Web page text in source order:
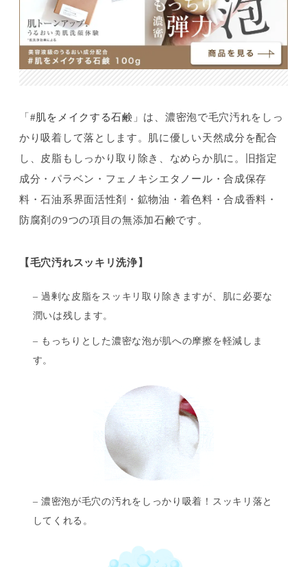
「#肌をメイクする石鹸 」は、濃密泡で毛穴汚れをしっ
かり吸着して落とします。肌に優しい天然成分を配合
し、皮脂もしっかり取り除き、なめらか肌に。旧指定
成分・パラベン・フェノキシエタノール・合成保存
料・石油系界面活性剤・鉱物油・着色料・合成香料・
防腐剤の9つの項目の無添加石鹸です。
【毛穴汚れスッキリ洗浄】
– 過剰な皮脂をスッキリ取り除きますが、肌に必要な
潤いは残します。
– もっちりとした濃密な泡が肌への摩擦を軽減しま
す。
– 濃密泡が毛穴の汚れをしっかり吸着！スッキリ落と
してくれる。